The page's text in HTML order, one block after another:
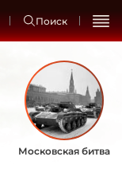
Поиск
Московская битва